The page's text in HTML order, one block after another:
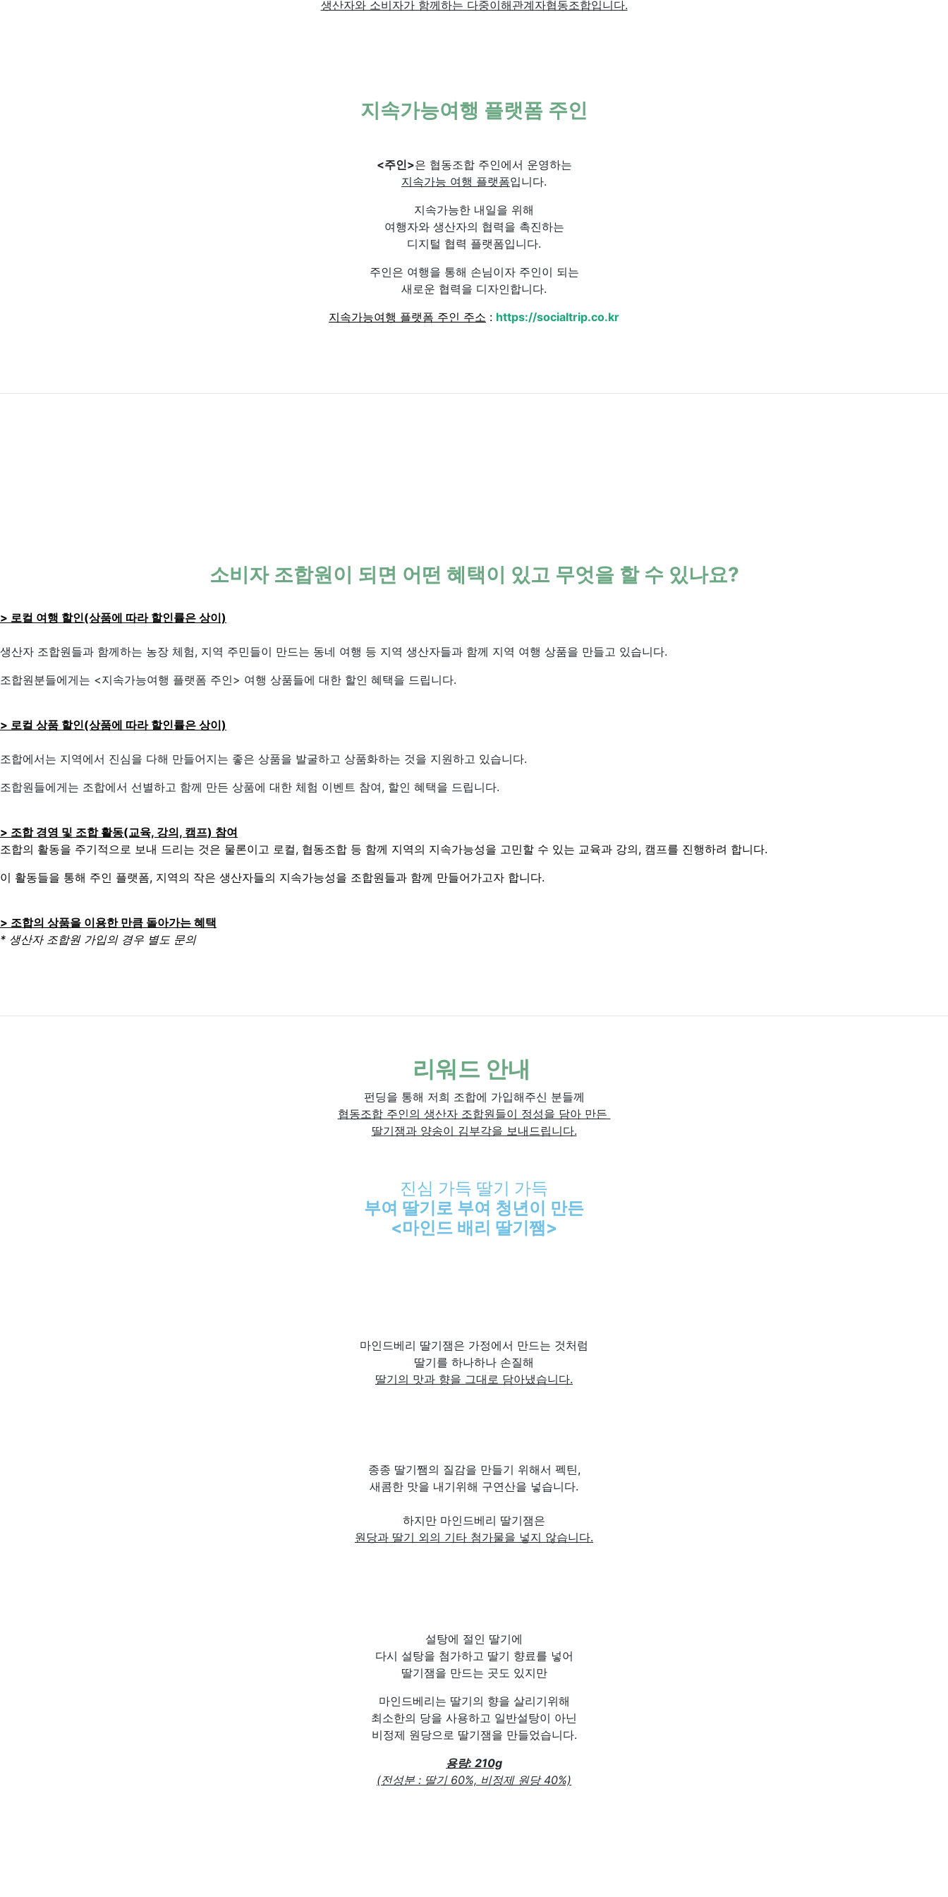
생산자와 소비자가 함께하는 다중이해관계자협동조합입니다.
지속가능여행 플랫폼 주인
<주인>은 협동조합 주인에서 운영하는
지속가능 여행 플랫폼입니다.
지속가능한 내일을 위해
여행자와 생산자의 협력을 촉진하는
디지털 협력 플랫폼입니다.
주인은 여행을 통해 손님이자 주인이 되는
새로운 협력을 디자인합니다.
지속가능여행 플랫폼 주인 주소 : https://socialtrip.co.kr
소비자 조합원이 되면 어떤 혜택이 있고 무엇을 할 수 있나요?
> 로컬 여행 할인(상품에 따라 할인률은 상이)
생산자 조합원들과 함께하는 농장 체험, 지역 주민들이 만드는 동네 여행 등 지역 생산자들과 함께 지역 여행 상품을 만들고 있습니다.
조합원분들에게는 <지속가능여행 플랫폼 주인> 여행 상품들에 대한 할인 혜택을 드립니다.
> 로컬 상품 할인(상품에 따라 할인률은 상이)
조합에서는 지역에서 진심을 다해 만들어지는 좋은 상품을 발굴하고 상품화하는 것을 지원하고 있습니다.
조합원들에게는 조합에서 선별하고 함께 만든 상품에 대한 체험 이벤트 참여, 할인 혜택을 드립니다.
> 조합 경영 및 조합 활동(교육, 강의, 캠프) 참여
조합의 활동을 주기적으로 보내 드리는 것은 물론이고 로컬, 협동조합 등 함께 지역의 지속가능성을 고민할 수 있는 교육과 강의, 캠프를 진행하려 합니다.
이 활동들을 통해 주인 플랫폼, 지역의 작은 생산자들의 지속가능성을 조합원들과 함께 만들어가고자 합니다.
> 조합의 상품을 이용한 만큼 돌아가는 혜택
* 생산자 조합원 가입의 경우 별도 문의
리워드 안내
펀딩을 통해 저희 조합에 가입해주신 분들께
협동조합 주인의 생산자 조합원들이 정성을 담아 만든
딸기잼과 양송이 김부각을 보내드립니다.
진심 가득 딸기 가득
부여 딸기로 부여 청년이 만든
<마인드 배리 딸기쨈>
마인드베리 딸기잼은 가정에서 만드는 것처럼
딸기를 하나하나 손질해
딸기의 맛과 향을 그대로 담아냈습니다.
종종 딸기쨈의 질감을 만들기 위해서 펙틴,
새콤한 맛을 내기위해 구연산을 넣습니다.
하지만 마인드베리 딸기잼은
원당과 딸기 외의 기타 첨가물을 넣지 않습니다.
설탕에 절인 딸기에
다시 설탕을 첨가하고 딸기 향료를 넣어
딸기잼을 만드는 곳도 있지만
마인드베리는 딸기의 향을 살리기위해
최소한의 당을 사용하고 일반설탕이 아닌
비정제 원당으로 딸기잼을 만들었습니다.
용량: 210g
(전성분 : 딸기 60%, 비정제 원당 40%)